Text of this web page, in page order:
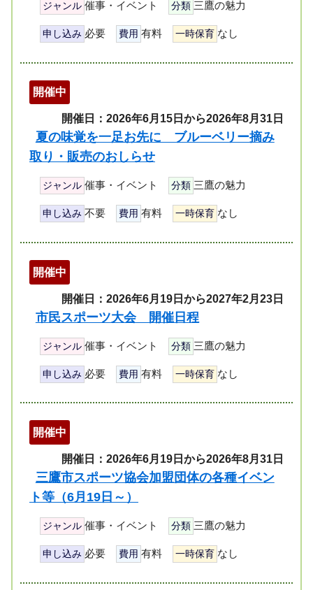
ジャンル 催事・イベント 分類 三鷹の魅力
申し込み 必要 費用 有料 一時保育 なし
開催中
開催日：2026年6月15日から2026年8月31日
夏の味覚を一足お先に ブルーベリー摘み
取り・販売のおしらせ
ジャンル 催事・イベント 分類 三鷹の魅力
申し込み 不要 費用 有料 一時保育 なし
開催中
開催日：2026年6月19日から2027年2月23日
市民スポーツ大会 開催日程
ジャンル 催事・イベント 分類 三鷹の魅力
申し込み 必要 費用 有料 一時保育 なし
開催中
開催日：2026年6月19日から2026年8月31日
三鷹市スポーツ協会加盟団体の各種イベン
ト等（6月19日～）
ジャンル 催事・イベント 分類 三鷹の魅力
申し込み 必要 費用 有料 一時保育 なし